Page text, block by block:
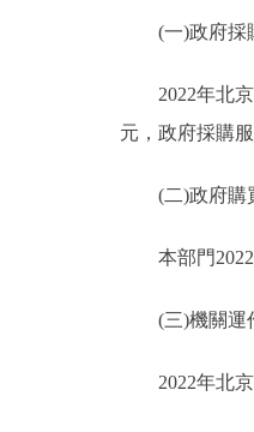
(一)政府採
2022年北京
元，政府採購服
(二)政府購
本部門2022
(三)機關運
2022年北京